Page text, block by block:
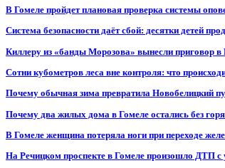
В Гомеле пройдет плановая проверка системы
Система безопасности даёт сбой: десятки детей
Киллеру из «банды Морозова» вынесли приговор в
Сотни кубометров леса вне контроля: что
Почему обычная зима превратила Новобелицкий
Почему два жилых дома в Гомеле остались без
В Гомеле женщина потеряла ноги при переходе
На Речицком проспекте в Гомеле произошло ДТП с